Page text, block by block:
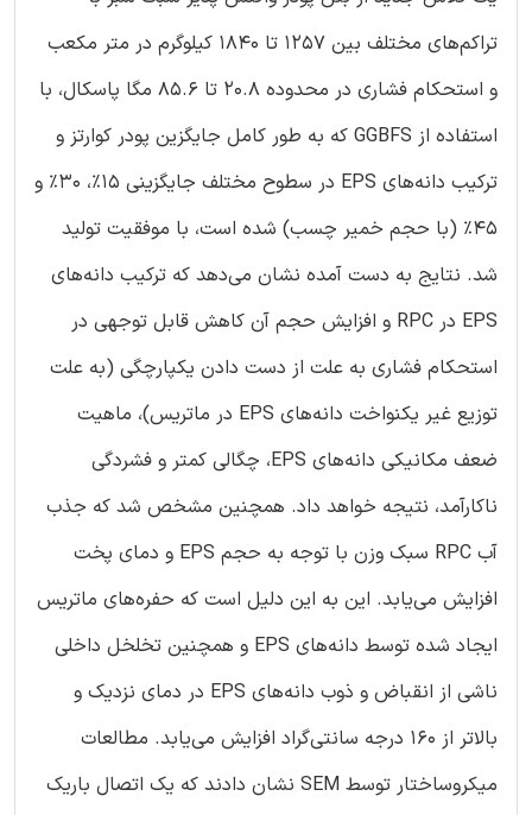
تراکم‌های مختلف بین 1257 تا 1840 کیلوگرم در متر مکعب
و استحکام فشاری در محدوده 20.8 تا 85.6 مگا پاسکال، با
استفاده از GGBFS که به طور کامل جایگزین پودر کوارتز و
ترکیب دانه‌های EPS در سطوح مختلف جایگزینی 15٪، 30٪ و
45٪ (با حجم خمیر چسب) شده است، با موفقیت تولید
شد. نتایج به دست آمده نشان می‌دهد که ترکیب دانه‌های
EPS در RPC و افزایش حجم آن کاهش قابل توجهی در
استحکام فشاری به علت از دست دادن یکپارچگی (به علت
توزیع غیر یکنواخت دانه‌های EPS در ماتریس)، ماهیت
ضعف مکانیکی دانه‌های EPS، چگالی کمتر و فشردگی
ناکارآمد، نتیجه خواهد داد. همچنین مشخص شد که جذب
آب RPC سبک وزن با توجه به حجم EPS و دمای پخت
افزایش می‌یابد. این به این دلیل است که حفره‌های ماتریس
ایجاد شده توسط دانه‌های EPS و همچنین تخلخل داخلی
ناشی از انقباض و ذوب دانه‌های EPS در دمای نزدیک و
بالاتر از 160 درجه سانتی‌گراد افزایش می‌یابد. مطالعات
میکروساختار توسط SEM نشان دادند که یک اتصال باریک